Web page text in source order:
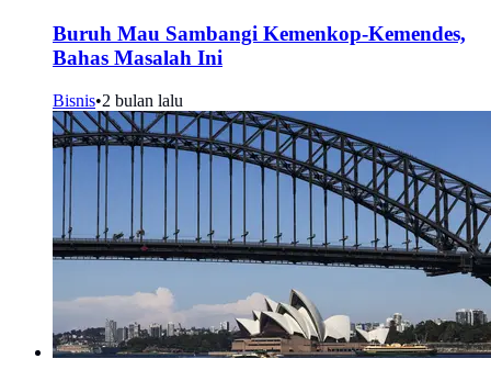
Buruh Mau Sambangi Kemenkop-Kemendes,
Bahas Masalah Ini
Bisnis•2 bulan lalu